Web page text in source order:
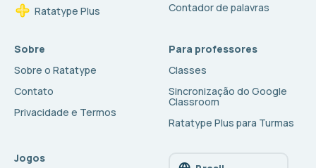
Ratatype Plus
Contador de palavras
Sobre
Sobre o Ratatype
Contato
Privacidade e Termos
Para professores
Classes
Sincronização do Google
Classroom
Ratatype Plus para Turmas
Jogos